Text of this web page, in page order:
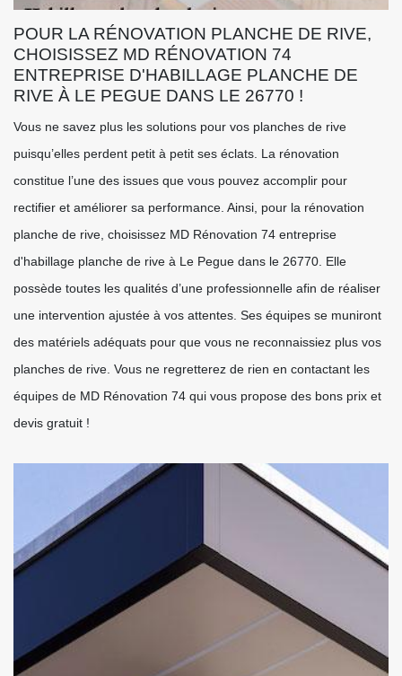
POUR LA RÉNOVATION PLANCHE DE RIVE,
CHOISISSEZ MD RÉNOVATION 74
ENTREPRISE D'HABILLAGE PLANCHE DE
RIVE À LE PEGUE DANS LE 26770 !
Vous ne savez plus les solutions pour vos planches de rive
puisqu’elles perdent petit à petit ses éclats. La rénovation
constitue l’une des issues que vous pouvez accomplir pour
rectifier et améliorer sa performance. Ainsi, pour la rénovation
planche de rive, choisissez MD Rénovation 74 entreprise
d'habillage planche de rive à Le Pegue dans le 26770. Elle
possède toutes les qualités d’une professionnelle afin de réaliser
une intervention ajustée à vos attentes. Ses équipes se muniront
des matériels adéquats pour que vous ne reconnaissiez plus vos
planches de rive. Vous ne regretterez de rien en contactant les
équipes de MD Rénovation 74 qui vous propose des bons prix et
devis gratuit !